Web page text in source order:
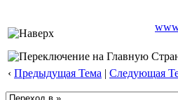
‹ Предыдущая Тема | Следующая